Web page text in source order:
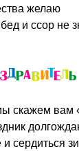
желаю
и ссор не
скажем вам
и сердиться